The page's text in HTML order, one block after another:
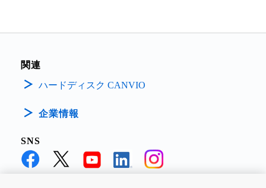
関連
ハードディスク CANVIO
企業情報
SNS